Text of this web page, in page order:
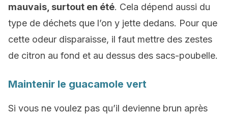
mauvais, surtout en été. Cela dépend aussi du
type de déchets que l’on y jette dedans. Pour que
cette odeur disparaisse, il faut mettre des zestes
de citron au fond et au dessus des sacs-poubelle.
Maintenir le guacamole vert
Si vous ne voulez pas qu’il devienne brun après